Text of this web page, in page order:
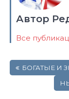
Автор
Все
по БОГАТЫЕ И